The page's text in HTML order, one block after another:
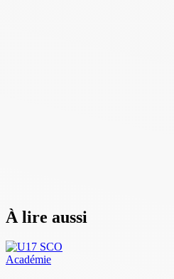
À lire aussi
Académie